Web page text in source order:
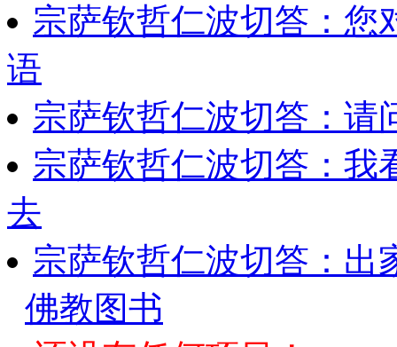
宗萨钦哲仁波切答：您
语
宗萨钦哲仁波切答：请
宗萨钦哲仁波切答：我
去
宗萨钦哲仁波切答：出
佛教图书